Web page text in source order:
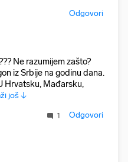
Odgovori
Ne razumijem zašto?
iz Srbije na godinu dana.
Hrvatsku, Mađarsku,
još ↓
1 Odgovori